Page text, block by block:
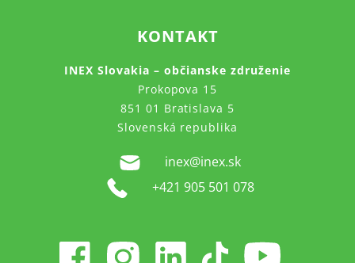
KONTAKT
INEX Slovakia – občianske združenie
Prokopova 15
851 01 Bratislava 5
Slovenská republika
inex@inex.sk
+421 905 501 078